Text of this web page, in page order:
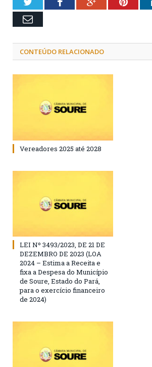
Email
CONTEÚDO RELACIONADO
Vereadores 2025 até 2028
LEI Nº 3493/2023, DE 21 DE
DEZEMBRO DE 2023 (LOA
2024 – Estima a Receita e
fixa a Despesa do Município
de Soure, Estado do Pará,
para o exercício financeiro
de 2024)